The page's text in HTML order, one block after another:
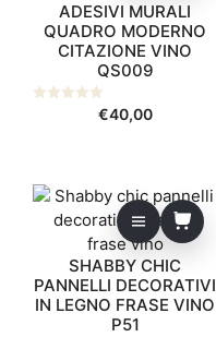
ADESIVI MURALI
QUADRO MODERNO
CITAZIONE VINO
QS009
€40,00
SHABBY CHIC
PANNELLI DECORATIVI
IN LEGNO FRASE VINO
P51